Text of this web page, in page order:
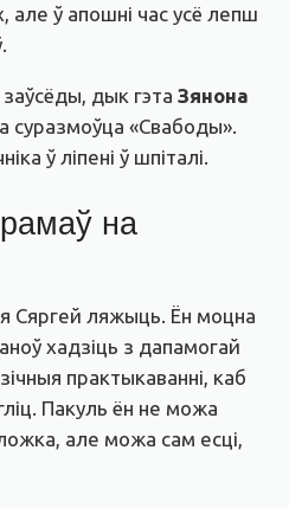
але ў апошні час усё лепш
дык гэта Зянона
суразмоўца «Свабоды».
ў ліпені ў шпіталі.
на
Сяргей ляжыць. Ён моцна
хадзіць з дапамогай
практыкаванні, каб
Пакуль ён не можа
але можа сам есці,